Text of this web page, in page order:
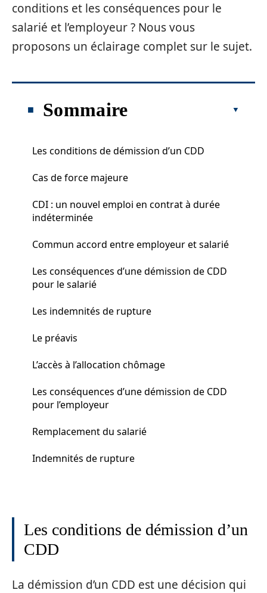
conditions et les conséquences pour le
salarié et l’employeur ? Nous vous
proposons un éclairage complet sur le sujet.
Sommaire
Les conditions de démission d’un CDD
Cas de force majeure
CDI : un nouvel emploi en contrat à durée
indéterminée
Commun accord entre employeur et salarié
Les conséquences d’une démission de CDD
pour le salarié
Les indemnités de rupture
Le préavis
L’accès à l’allocation chômage
Les conséquences d’une démission de CDD
pour l’employeur
Remplacement du salarié
Indemnités de rupture
Les conditions de démission d’un
CDD
La démission d’un CDD est une décision qui